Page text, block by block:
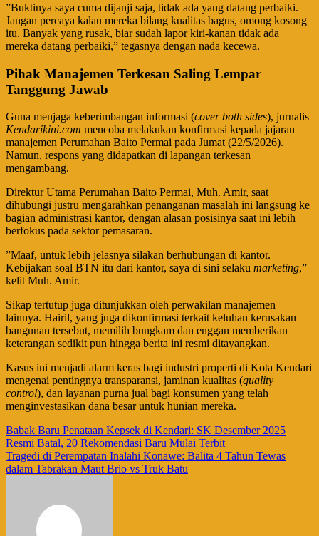
​”Buktinya saya cuma dijanji saja, tidak ada yang datang perbaiki.
Jangan percaya kalau mereka bilang kualitas bagus, omong kosong
itu. Banyak yang rusak, biar sudah lapor kiri-kanan tidak ada
mereka datang perbaiki,” tegasnya dengan nada kecewa.
​Pihak Manajemen Terkesan Saling Lempar
Tanggung Jawab
​Guna menjaga keberimbangan informasi (cover both sides), jurnalis
Kendarikini.com mencoba melakukan konfirmasi kepada jajaran
manajemen Perumahan Baito Permai pada Jumat (22/5/2026).
Namun, respons yang didapatkan di lapangan terkesan
mengambang.
​Direktur Utama Perumahan Baito Permai, Muh. Amir, saat
dihubungi justru mengarahkan penanganan masalah ini langsung ke
bagian administrasi kantor, dengan alasan posisinya saat ini lebih
berfokus pada sektor pemasaran.
​”Maaf, untuk lebih jelasnya silakan berhubungan di kantor.
Kebijakan soal BTN itu dari kantor, saya di sini selaku marketing,”
kelit Muh. Amir.
​Sikap tertutup juga ditunjukkan oleh perwakilan manajemen
lainnya. Hairil, yang juga dikonfirmasi terkait keluhan kerusakan
bangunan tersebut, memilih bungkam dan enggan memberikan
keterangan sedikit pun hingga berita ini resmi ditayangkan.
​Kasus ini menjadi alarm keras bagi industri properti di Kota Kendari
mengenai pentingnya transparansi, jaminan kualitas (quality
control), dan layanan purna jual bagi konsumen yang telah
menginvestasikan dana besar untuk hunian mereka.
Navigasi
pos
Babak Baru Penataan Kepsek di Kendari: SK Desember 2025
Resmi Batal, 20 Rekomendasi Baru Mulai Terbit
Tragedi di Perempatan Inalahi Konawe: Balita 4 Tahun Tewas
dalam Tabrakan Maut Brio vs Truk Batu